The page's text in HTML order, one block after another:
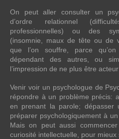
On peut aller consulter un
d’ordre relationnel
professionnelles) ou des
(insomnie, maux de tête ou de
que l’on souffre, parce
dépendant des autres, ou
l’impression de ne plus être
Venir voir un psychologue de
répondre à un problème précis:
en prenant la parole; dépasser
préparer psychologiquement à
Mais on peut aussi
curiosité intellectuelle, pour mieux